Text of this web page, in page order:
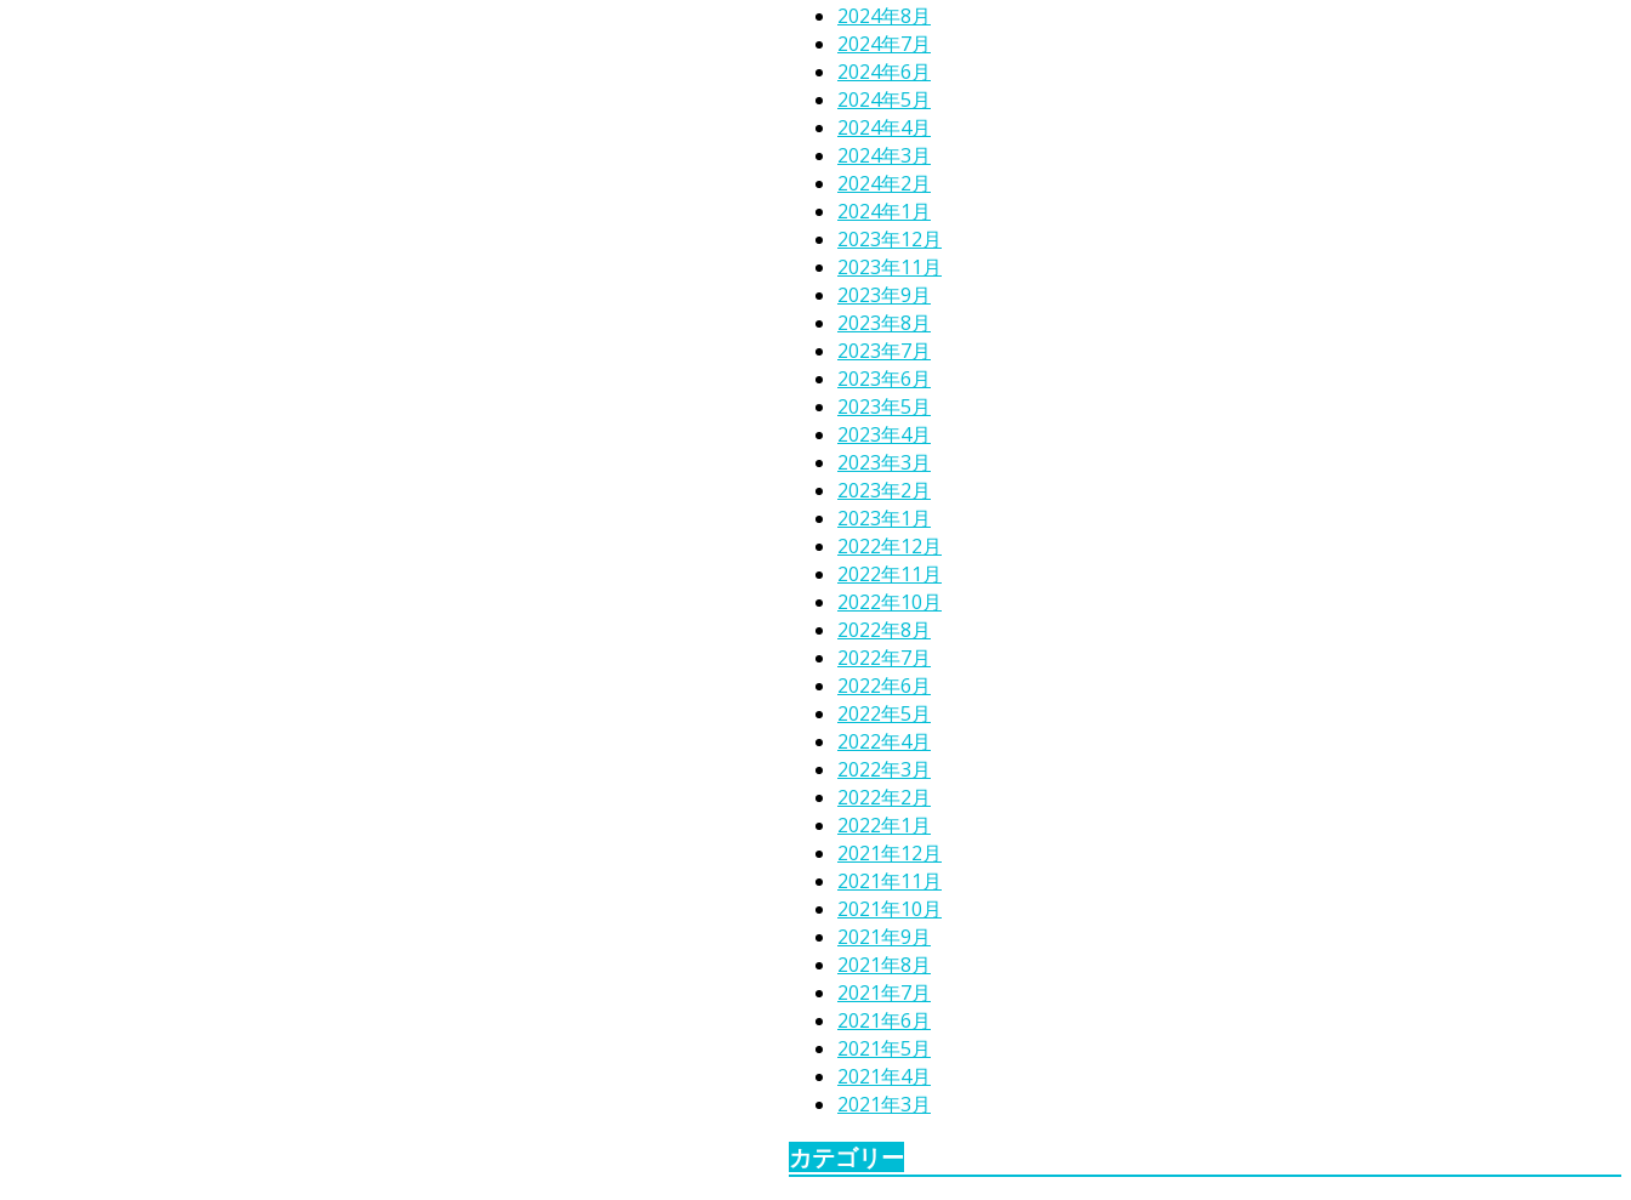
2024年8月
2024年7月
2024年6月
2024年5月
2024年4月
2024年3月
2024年2月
2024年1月
2023年12月
2023年11月
2023年9月
2023年8月
2023年7月
2023年6月
2023年5月
2023年4月
2023年3月
2023年2月
2023年1月
2022年12月
2022年11月
2022年10月
2022年8月
2022年7月
2022年6月
2022年5月
2022年4月
2022年3月
2022年2月
2022年1月
2021年12月
2021年11月
2021年10月
2021年9月
2021年8月
2021年7月
2021年6月
2021年5月
2021年4月
2021年3月
カテゴリー